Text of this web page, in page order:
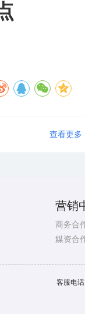
查看更多
营销
商务合
媒资合
客服电